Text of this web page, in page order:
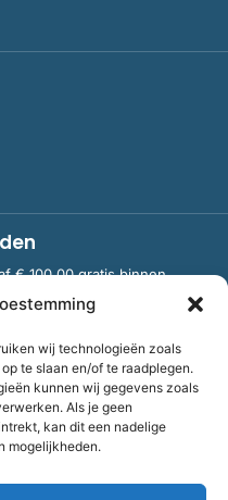
wij technologieën zoals
te slaan en/of te raadplegen.
kunnen wij gegevens zoals
Als je geen
kan dit een nadelige
mogelijkheden.
€ 100,00 gratis binnen
en levertijden
van Stichting OddFellows